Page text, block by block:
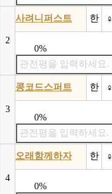
2
사려니퍼스트 한 ♀
0%
관전평을 입력하세요.
3
콩코드스퍼트 한 ♀
0%
관전평을 입력하세요.
4
오래함께하자 한 ♀
0%